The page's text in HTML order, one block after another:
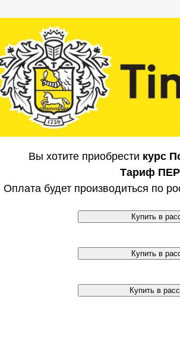
Вы хотите приобрести курс
Тариф
Оплата будет производиться по
Купить в
Купить в
Купить в